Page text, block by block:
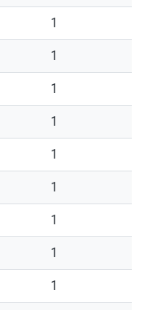
1
1
1
1
1
1
1
1
1